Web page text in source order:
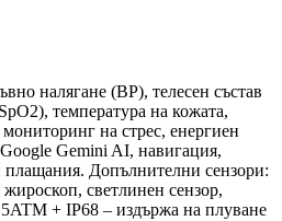
налягане (BP), телесен състав
температура на кожата,
на стрес, енергиен
Gemini AI, навигация,
плащания. Допълнителни сензори:
светлинен сензор,
+ IP68 – издържа на плуване